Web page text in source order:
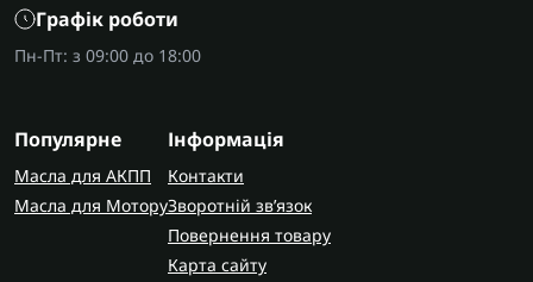
Графік роботи
Пн-Пт: з 09:00 до 18:00
Популярне
Масла для АКПП
Масла для Мотору
Інформація
Контакти
Зворотній зв’язок
Повернення товару
Карта сайту